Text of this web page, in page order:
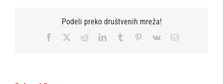
Podeli preko društvenih mreža!
Facebook RedditLinkedInTumblr Pinterest
Vk Email